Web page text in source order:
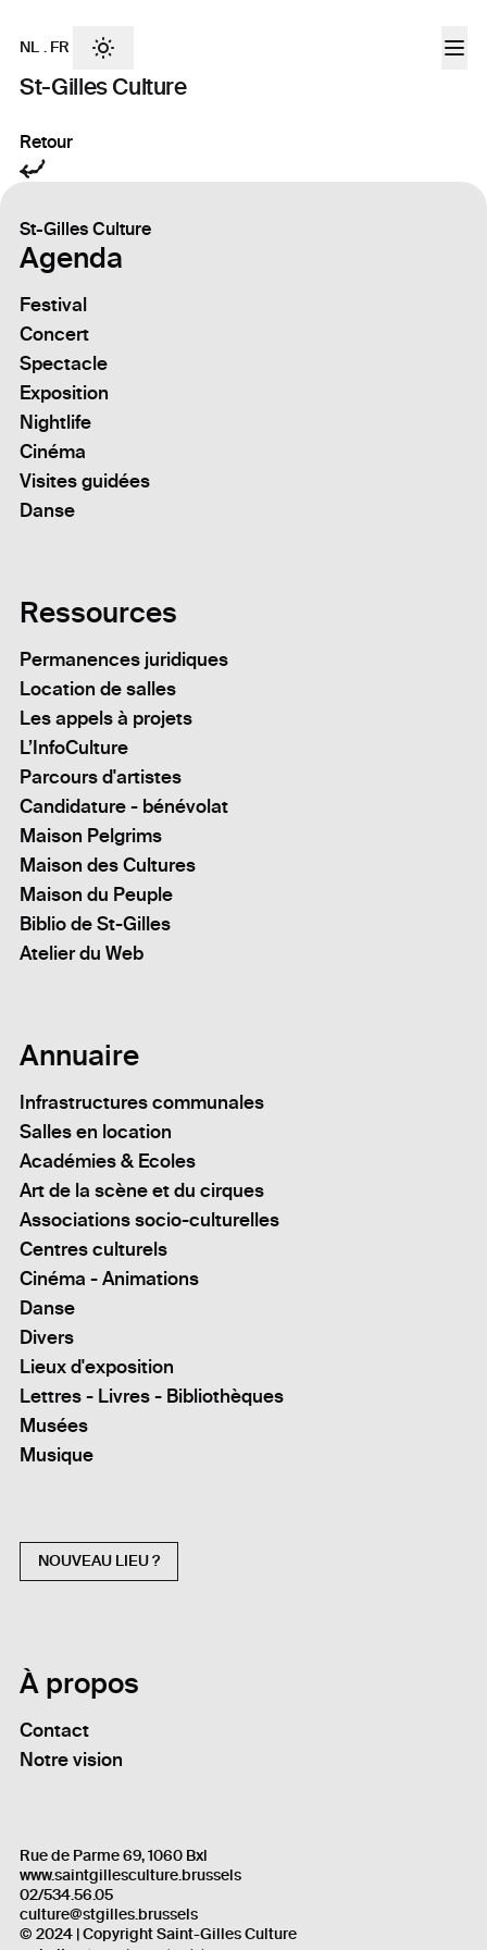
St-Gilles Culture
NL . FR
Retour
St-Gilles Culture
Agenda
Festival
Concert
Spectacle
Exposition
Nightlife
Cinéma
Visites guidées
Danse
Ressources
Permanences juridiques
Location de salles
Les appels à projets
L’InfoCulture
Parcours d'artistes
Candidature - bénévolat
Maison Pelgrims
Maison des Cultures
Maison du Peuple
Biblio de St-Gilles
Atelier du Web
Annuaire
Infrastructures communales
Salles en location
Académies & Ecoles
Art de la scène et du cirques
Associations socio-culturelles
Centres culturels
Cinéma - Animations
Danse
Divers
Lieux d'exposition
Lettres - Livres - Bibliothèques
Musées
Musique
NOUVEAU LIEU ?
À propos
Contact
Notre vision
Rue de Parme 69, 1060 Bxl
www.saintgillesculture.brussels
02/534.56.05
culture@stgilles.brussels
© 2024 | Copyright Saint-Gilles Culture